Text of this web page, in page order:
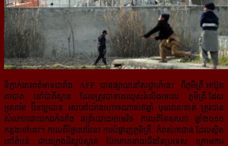
ទីភ្នាក់ងារពត៌មានបារាំង AFP បានផ្សាយនៅសប្តាហ៍នេះ ពីភូមិគ្រឹៈអាប៊ូត
តាបាត នៅប៉ាគីស្ថាន ដែលត្រូវបានគេឈូសរំលើងចោល ភូមិគ្រឹៈដែល
អូសាម៉ា ប៊ីនឡាបាន​ រស់នៅយ៉ាងហោចណាស់៥ឆ្នាំ មុនពេលគាត់ ត្រូវបាន
សំលាប់ដោយកងកំលាំង ឆត្រ័យោងអាមេរិច កាលពីខែឧសភា ឆ្នាំ២០១១
កន្លងទៅនេះ។ កាលពីថ្ងៃសៅរ៍នេះ ការបំផ្លាញភូមិគ្រឹៈ កំពស់៣ជាន់ ដែលស្ថិត
នៅតំបន់ ជាយក្រុងដ៏ស្ងប់ស្ងាត់ ប៉ែកភាគខាងជើងនៃប្រទេស ក្រោមការ